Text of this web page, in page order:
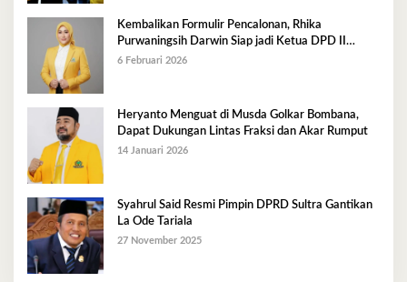
Kembalikan Formulir Pencalonan, Rhika
Purwaningsih Darwin Siap jadi Ketua DPD II
Golkar Mubar
6 Februari 2026
Heryanto Menguat di Musda Golkar Bombana,
Dapat Dukungan Lintas Fraksi dan Akar Rumput
14 Januari 2026
Syahrul Said Resmi Pimpin DPRD Sultra Gantikan
La Ode Tariala
27 November 2025